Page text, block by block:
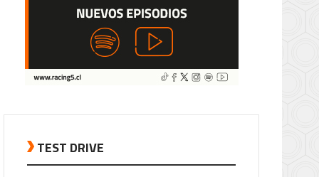
TEST DRIVE